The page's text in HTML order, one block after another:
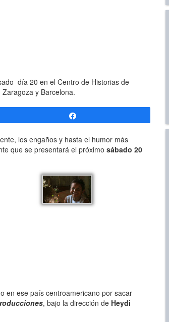
día 20 en el Centro de Historias de
y Barcelona.
los engaños y hasta el humor más
que se presentará el próximo sábado 20
en ese país centroamericano por sacar
, bajo la dirección de Heydi